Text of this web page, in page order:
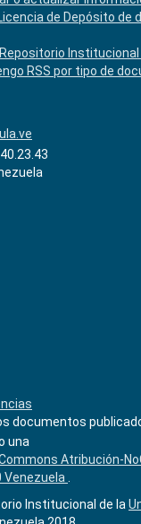
de Depósito de
Institucional
RSS por tipo de
documentos
una
Atribución-
Venezuela
Institucional de la